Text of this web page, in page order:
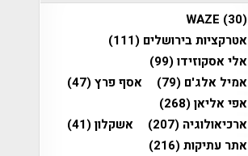
WAZE (30)
אטרקציות בירושלים (111)
אלי אסקוזידו(99)
אמיל אלג'ם (79) אסף פרץ(47)
אפי אליאן(268)
ארכיאולוגיה (207) אשקלון(41)
אתר עתיקות(216)